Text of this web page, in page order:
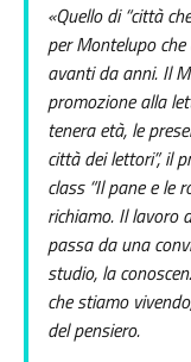
«Quello di “città
per Montelupo
avanti da anni. Il
promozione alla
tenera età, le
città dei lettori”, il
class “Il pane e le
richiamo. Il lavoro
passa da una
studio, la
che stiamo
del pensiero.